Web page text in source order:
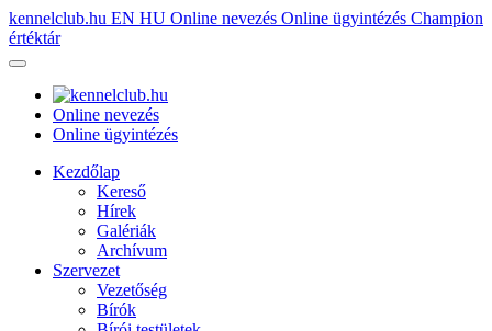
kennelclub.hu EN HU Online nevezés Online ügyintézés Champion
értéktár
Online nevezés
Online ügyintézés
Kezdőlap
Kereső
Hírek
Galériák
Archívum
Szervezet
Vezetőség
Bírók